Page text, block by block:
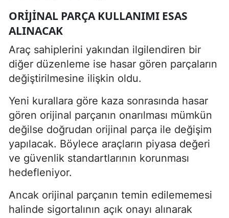
ORIJINAL PARÇA KULLANIMI ESAS
ALINACAK
Araç sahiplerini yakından ilgilendiren bir
diğer düzenleme ise hasar gören parçaların
değiştirilmesine ilişkin oldu.
Yeni kurallara göre kaza sonrasında hasar
gören orijinal parçanın onarılması mümkün
değilse doğrudan orijinal parça ile değişim
yapılacak. Böylece araçların piyasa değeri
ve güvenlik standartlarının korunması
hedefleniyor.
Ancak orijinal parçanın temin edilememesi
halinde sigortalının açık onayı alınarak